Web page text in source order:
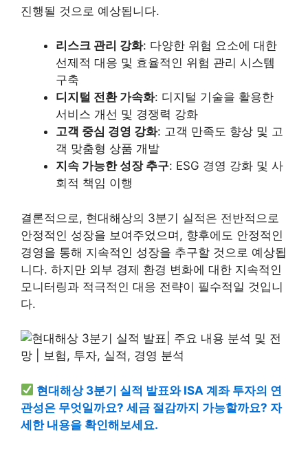
진행될 것으로 예상됩니다.
리스크 관리 강화: 다양한 위험 요소에 대한
선제적 대응 및 효율적인 위험 관리 시스템
구축
디지털 전환 가속화: 디지털 기술을 활용한
서비스 개선 및 경쟁력 강화
고객 중심 경영 강화: 고객 만족도 향상 및 고
객 맞춤형 상품 개발
지속 가능한 성장 추구: ESG 경영 강화 및 사
회적 책임 이행
결론적으로, 현대해상의 3분기 실적은 전반적으로
안정적인 성장을 보여주었으며, 향후에도 안정적인
경영을 통해 지속적인 성장을 추구할 것으로 예상됩
니다. 하지만 외부 경제 환경 변화에 대한 지속적인
모니터링과 적극적인 대응 전략이 필수적일 것입니
다.
현대해상 3분기 실적 발표와 ISA 계좌 투자의 연
관성은 무엇일까요? 세금 절감까지 가능할까요? 자
세한 내용을 확인해보세요.